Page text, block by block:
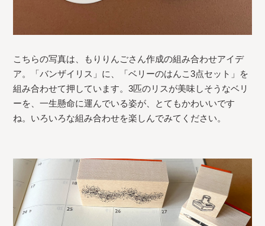
こちらの写真は、もりりんごさん作成の組み合わせアイデ
ア。「バンザイリス」に、「ベリーのはんこ3点セット」を
組み合わせて押しています。3匹のリスが美味しそうなベリ
ーを、一生懸命に運んでいる姿が、とてもかわいいです
ね。いろいろな組み合わせを楽しんでみてください。